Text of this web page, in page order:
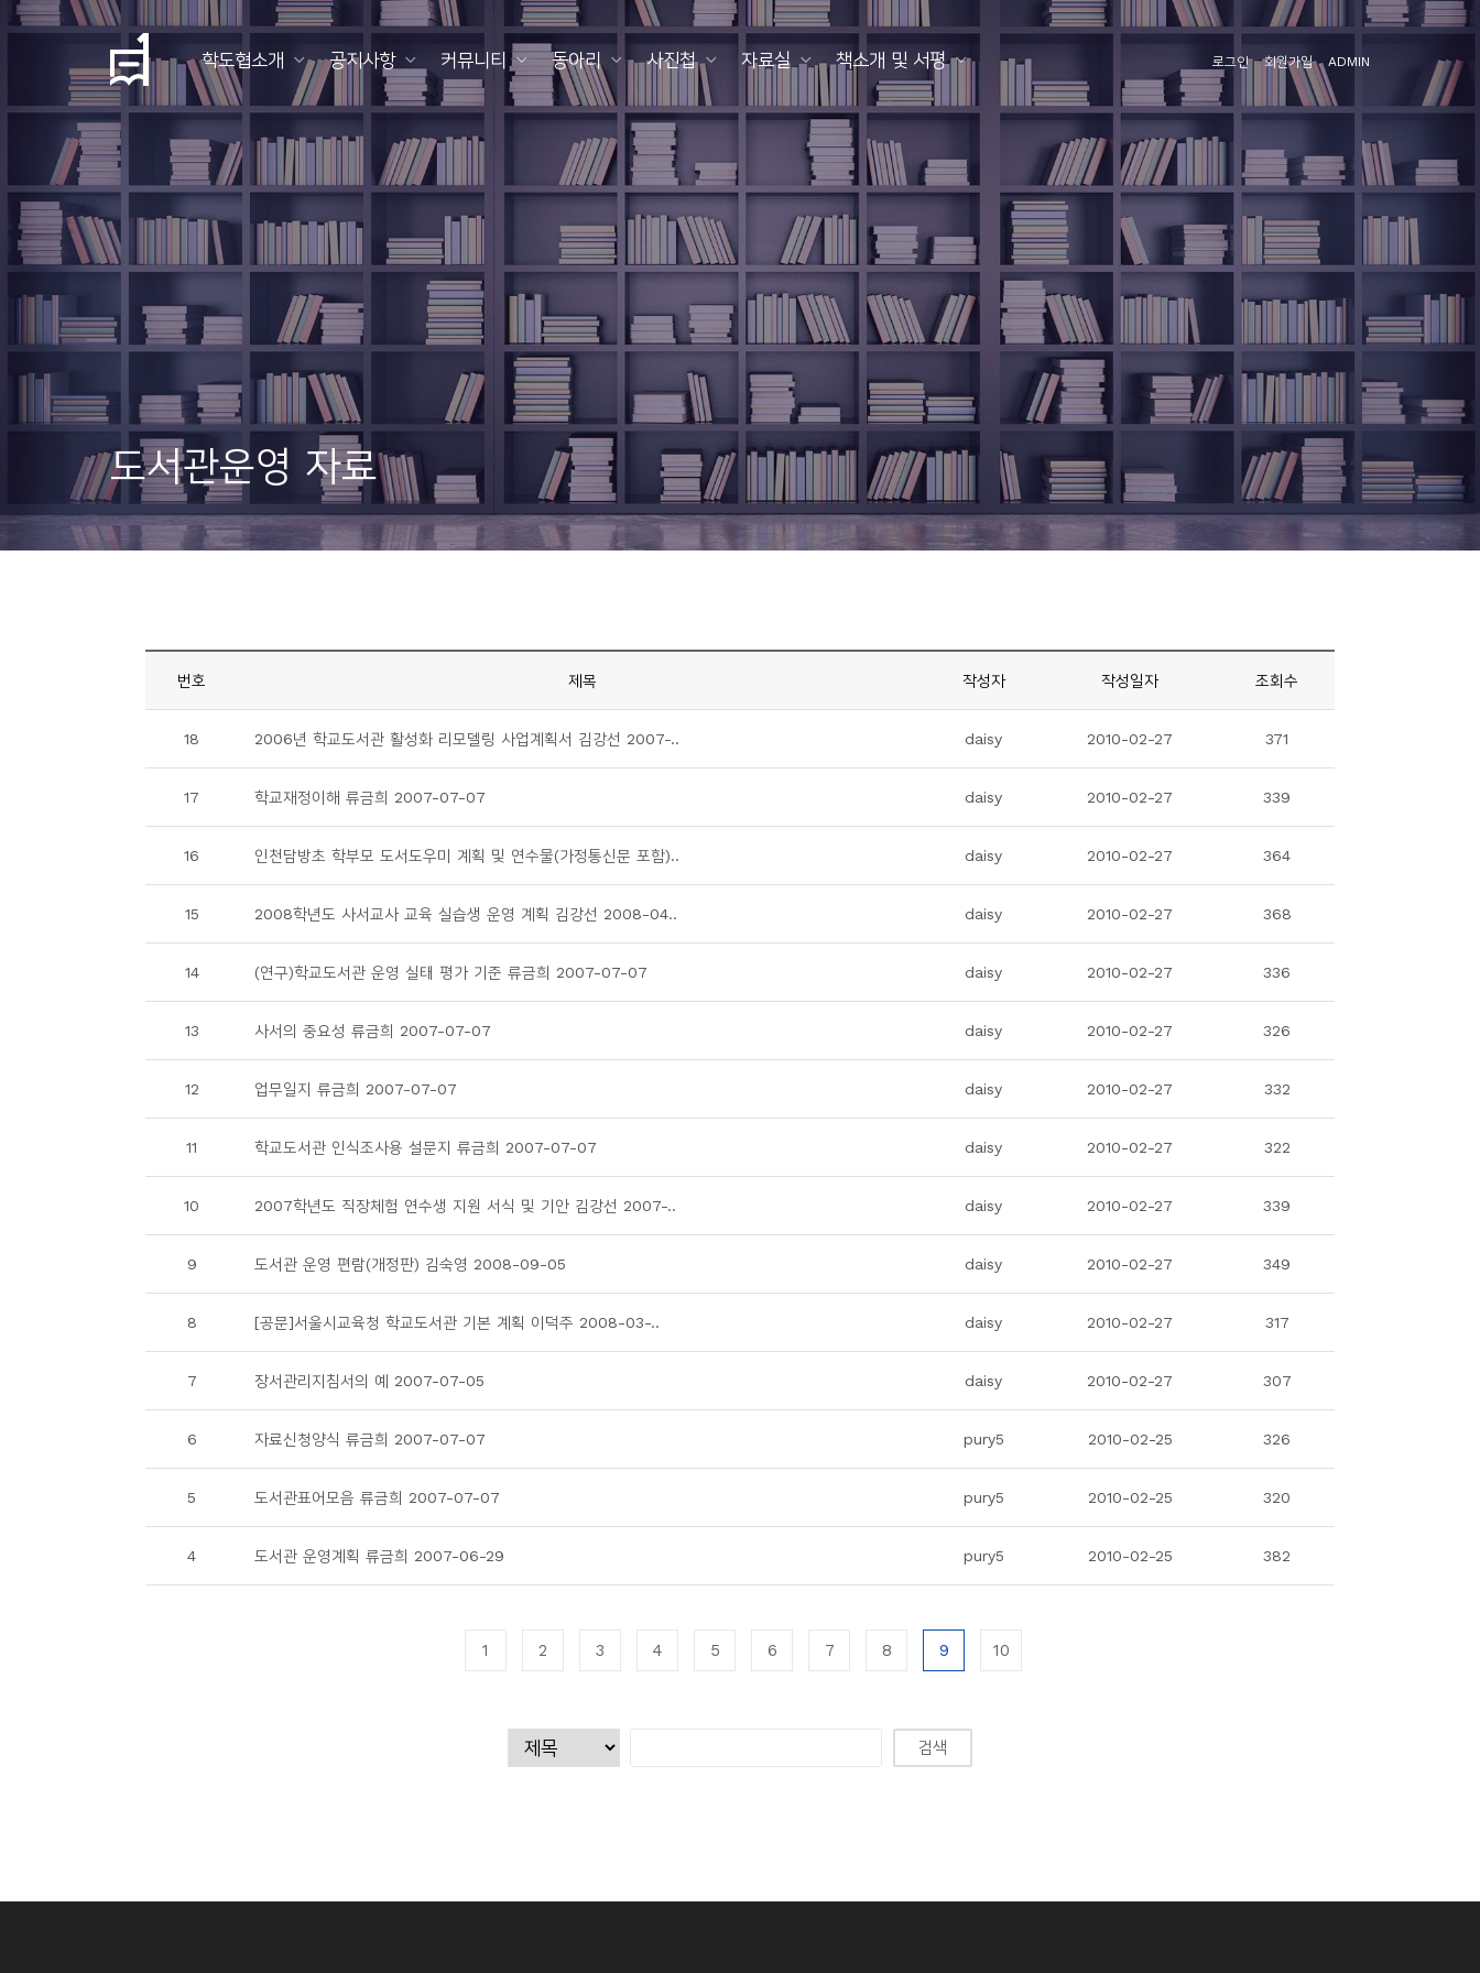
학도협소개 공지사항 커뮤니티 동아리 사진첩 자료실 책소개 및 서평 로그인 회원가입 ADMIN
도서관운영 자료
번호 제목 작성자 작성일자 조회수
18 2006년 학교도서관 활성화 리모델링 사업계획서 김강선 2007-.. daisy 2010-02-27 371
17 학교재정이해 류금희 2007-07-07 daisy 2010-02-27 339
16 인천담방초 학부모 도서도우미 계획 및 연수물(가정통신문 포함).. daisy 2010-02-27 364
15 2008학년도 사서교사 교육 실습생 운영 계획 김강선 2008-04.. daisy 2010-02-27 368
14 (연구)학교도서관 운영 실태 평가 기준 류금희 2007-07-07 daisy 2010-02-27 336
13 사서의 중요성 류금희 2007-07-07 daisy 2010-02-27 326
12 업무일지 류금희 2007-07-07 daisy 2010-02-27 332
11 학교도서관 인식조사용 설문지 류금희 2007-07-07 daisy 2010-02-27 322
10 2007학년도 직장체험 연수생 지원 서식 및 기안 김강선 2007-.. daisy 2010-02-27 339
9 도서관 운영 편람(개정판) 김숙영 2008-09-05 daisy 2010-02-27 349
8 [공문]서울시교육청 학교도서관 기본 계획 이덕주 2008-03-.. daisy 2010-02-27 317
7 장서관리지침서의 예 2007-07-05 daisy 2010-02-27 307
6 자료신청양식 류금희 2007-07-07 pury5 2010-02-25 326
5 도서관표어모음 류금희 2007-07-07 pury5 2010-02-25 320
4 도서관 운영계획 류금희 2007-06-29 pury5 2010-02-25 382
1 2 3 4 5 6 7 8 9 10
협
소
개
니
티